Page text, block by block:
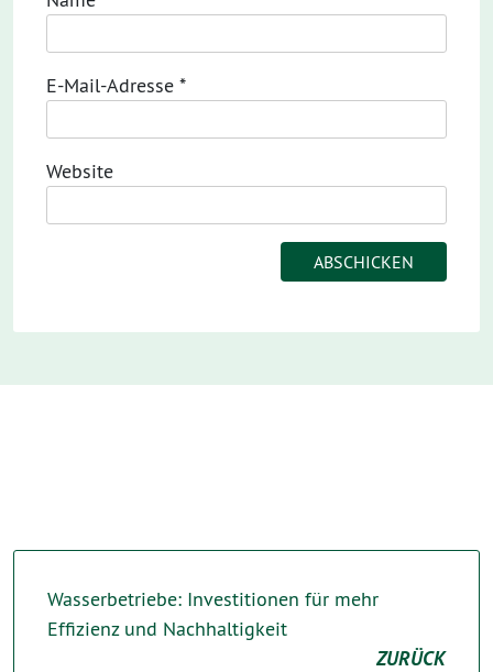
E-Mail-Adresse *
Website
Wasserbetriebe: Investitionen für mehr
Effizienz und Nachhaltigkeit
ZURÜCK